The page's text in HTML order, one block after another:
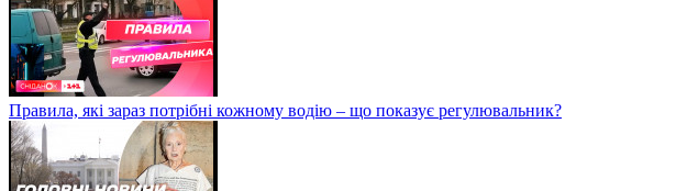
Правила, які зараз потрібні кожному водію – що показує регулювальник?